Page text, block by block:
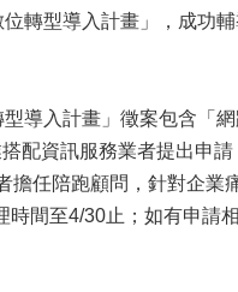
轉型導入計畫」，成功
入計畫」徵案包含「
配資訊服務業者提出申
任陪跑顧問，針對企業
間至4/30止；如有申請